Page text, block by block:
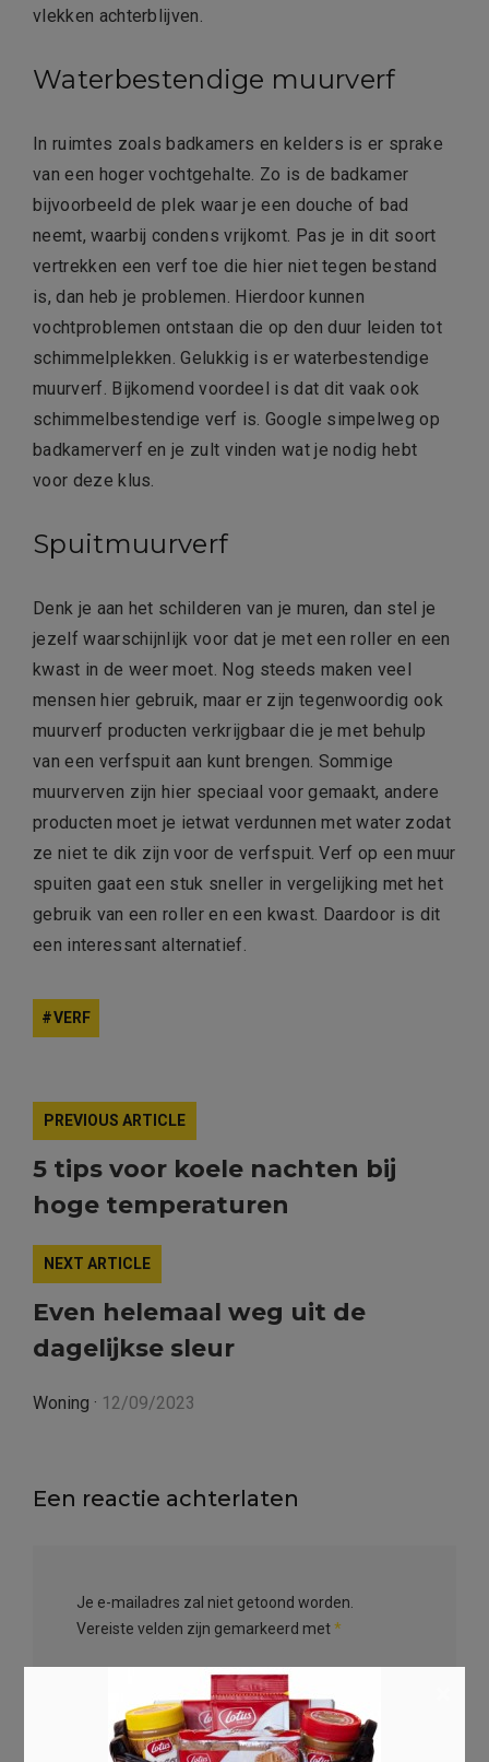
vlekken achterblijven.
Waterbestendige muurverf
In ruimtes zoals badkamers en kelders is er sprake
van een hoger vochtgehalte. Zo is de badkamer
bijvoorbeeld de plek waar je een douche of bad
neemt, waarbij condens vrijkomt. Pas je in dit soort
vertrekken een verf toe die hier niet tegen bestand
is, dan heb je problemen. Hierdoor kunnen
vochtproblemen ontstaan die op den duur leiden tot
schimmelplekken. Gelukkig is er waterbestendige
muurverf. Bijkomend voordeel is dat dit vaak ook
schimmelbestendige verf is. Google simpelweg op
badkamerverf en je zult vinden wat je nodig hebt
voor deze klus.
Spuitmuurverf
Denk je aan het schilderen van je muren, dan stel je
jezelf waarschijnlijk voor dat je met een roller en een
kwast in de weer moet. Nog steeds maken veel
mensen hier gebruik, maar er zijn tegenwoordig ook
muurverf producten verkrijgbaar die je met behulp
van een verfspuit aan kunt brengen. Sommige
muurverven zijn hier speciaal voor gemaakt, andere
producten moet je ietwat verdunnen met water zodat
ze niet te dik zijn voor de verfspuit. Verf op een muur
spuiten gaat een stuk sneller in vergelijking met het
gebruik van een roller en een kwast. Daardoor is dit
een interessant alternatief.
VERF
PREVIOUS ARTICLE
5 tips voor koele nachten bij
hoge temperaturen
NEXT ARTICLE
Even helemaal weg uit de
dagelijkse sleur
Woning · 12/09/2023
Een reactie achterlaten
Je e-mailadres zal niet getoond worden.
Vereiste velden zijn gemarkeerd met*